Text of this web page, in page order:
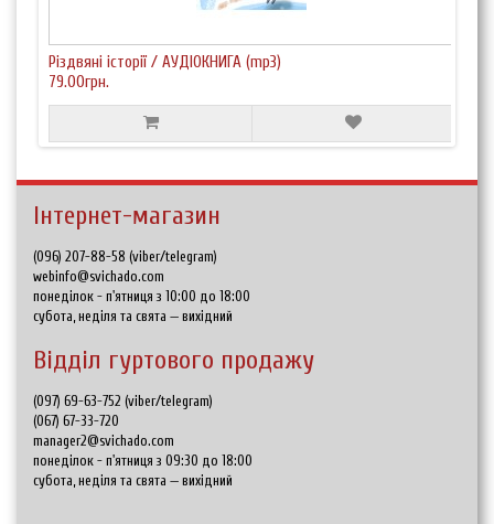
Різдвяні історії / АУДІОКНИГА (mp3)
79.00грн.
Інтернет-магазин
(096) 207-88-58 (viber/telegram)
webinfo@svichado.com
понеділок - п'ятниця з 10:00 до 18:00
субота, неділя та свята — вихідний
Відділ гуртового продажу
(097) 69-63-752 (viber/telegram)
(067) 67-33-720
manager2@svichado.com
понеділок - п'ятниця з 09:30 до 18:00
субота, неділя та свята — вихідний